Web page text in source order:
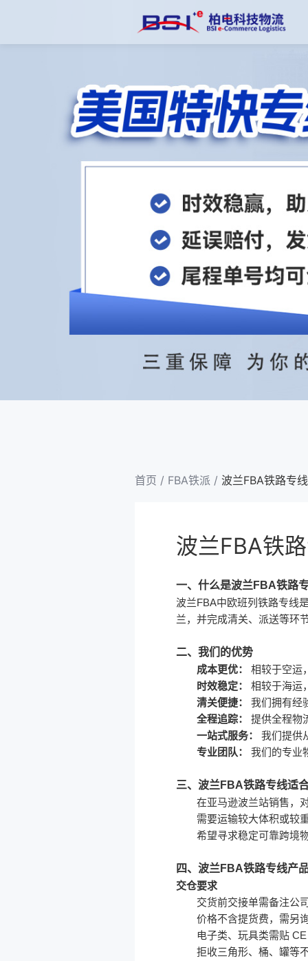
首页 / FBA铁派 / 波兰FBA铁路专线
波兰FBA铁
一、什么是波兰FBA铁路
波兰FBA中欧班列铁路专线
兰，并完成清关、派送等环
二、我们的优势
成本更优：
相较于空运
时效稳定：
相较于海运
清关便捷：
我们拥有经
全程追踪：
提供全程物
一站式服务：
我们提供
专业团队：
我们的专业
三、波兰FBA铁路专线适
在亚马逊波兰站销售，
需要运输较大体积或较
希望寻求稳定可靠跨境
四、波兰FBA铁路专线产
交仓要求
交货前交接单需备注公
价格不含提货费，需另
电子类、玩具类需贴
拒收三角形、桶、罐等